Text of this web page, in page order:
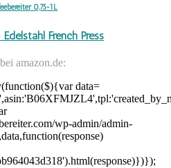
0,75-1L
French Press
amazon.de:
data=
wp-admin/admin-